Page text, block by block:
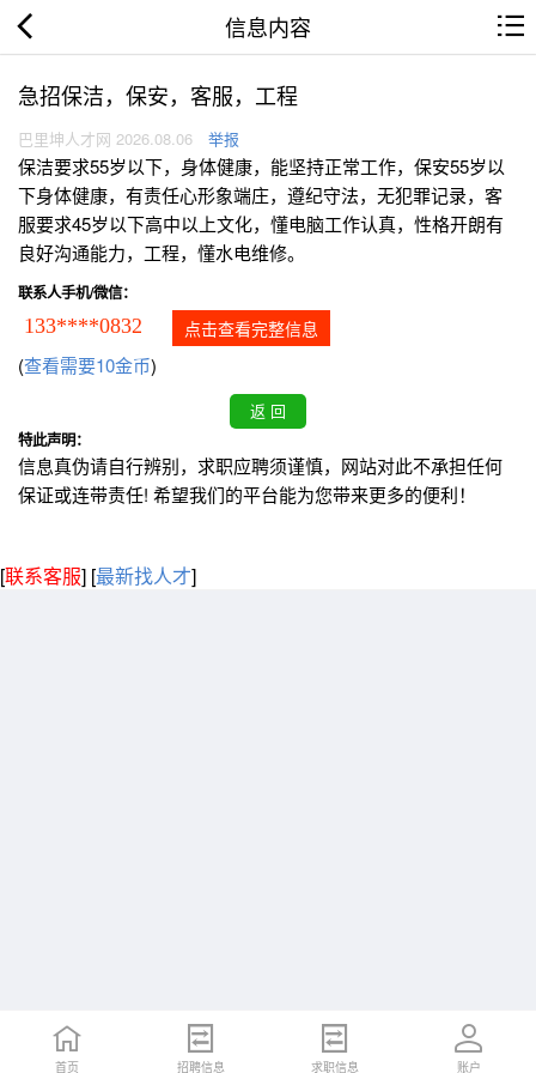
信息内容
急招保洁，保安，客服，工程
巴里坤人才网 2026.08.06 举报
保洁要求55岁以下，身体健康，能坚持正常工作，保安55岁以
下身体健康，有责任心形象端庄，遵纪守法，无犯罪记录，客
服要求45岁以下高中以上文化，懂电脑工作认真，性格开朗有
良好沟通能力，工程，懂水电维修。
联系人手机/微信：
133****0832 点击查看完整信息
(查看需要10金币)
特此声明：
信息真伪请自行辨别，求职应聘须谨慎，网站对此不承担任何
保证或连带责任! 希望我们的平台能为您带来更多的便利！
[联系客服] [最新找人才]
首页 招聘信息 求职信息 账户